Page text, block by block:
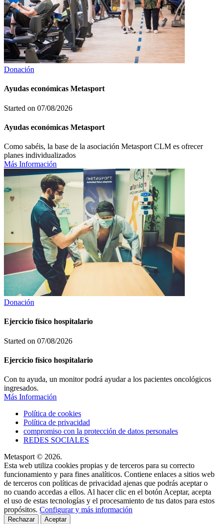
Donación
Ayudas económicas Metasport
Started on 07/08/2026
Ayudas económicas Metasport
Como sabéis, la base de la asociación Metasport CLM es ofrecer
planes individualizados
Más Información
Donación
Ejercicio físico hospitalario
Started on 07/08/2026
Ejercicio físico hospitalario
Con tu ayuda, un monitor podrá ayudar a los pacientes oncológicos
ingresados.
Más Información
Política de cookies
Política de privacidad
compromiso con la protección de datos personales
REDES SOCIALES
Metasport © 2026.
Esta web utiliza cookies propias y de terceros para su correcto
funcionamiento y para fines analíticos. Contiene enlaces a sitios web
de terceros con políticas de privacidad ajenas que podrás aceptar o
no cuando accedas a ellos. Al hacer clic en el botón Aceptar, acepta
el uso de estas tecnologías y el procesamiento de tus datos para estos
propósitos. Configurar y más información
Rechazar Aceptar